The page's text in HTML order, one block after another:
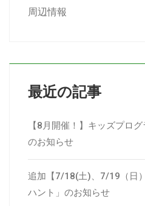
周辺情報
最近の記事
【8月開催！】キッズプロ
のお知らせ
追加【7/18(土)、7/19（日
ハント」のお知らせ